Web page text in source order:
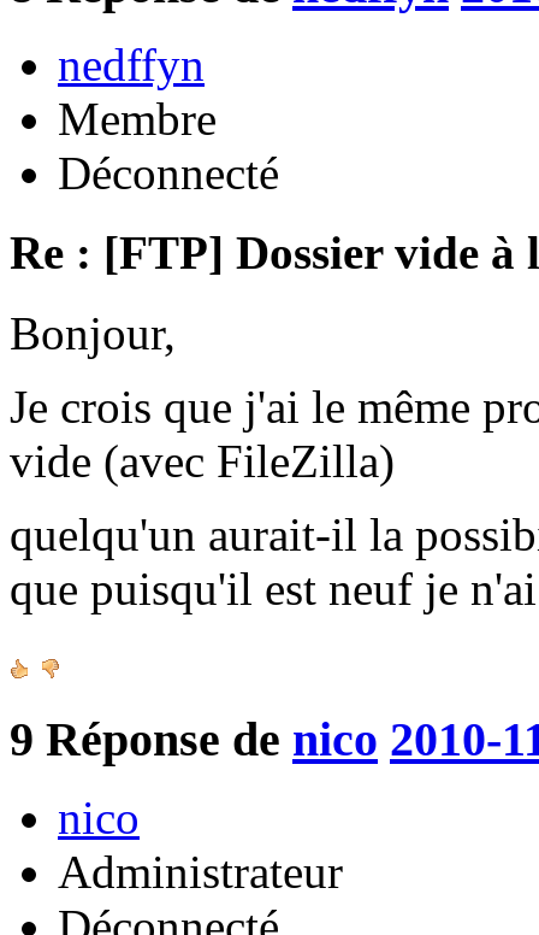
nedffyn
Membre
Déconnecté
Re : [FTP] Dossier vide à
Bonjour,
Je crois que j'ai le même
vide (avec FileZilla)
quelqu'un aurait-il la
que puisqu'il est neuf je
9 Réponse de nico 2010-
nico
Administrateur